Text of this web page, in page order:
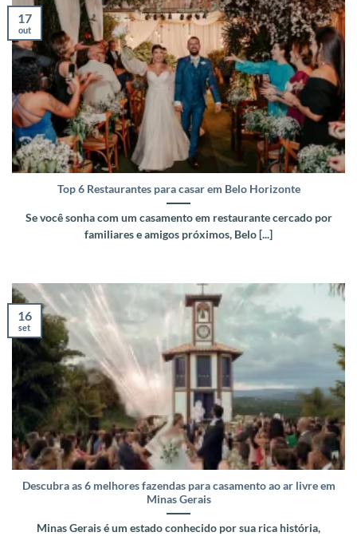
Top 6 Restaurantes para casar em Belo Horizonte
Se você sonha com um casamento em restaurante cercado por
familiares e amigos próximos, Belo [...]
17
out
Descubra as 6 melhores fazendas para casamento ao ar livre em
Minas Gerais
Minas Gerais é um estado conhecido por sua rica história,
16
set